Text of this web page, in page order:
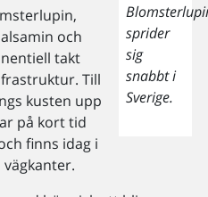
sprider
sig
snabbt i
Sverige.
och
takt
Till
kusten upp
på kort tid
finns idag i